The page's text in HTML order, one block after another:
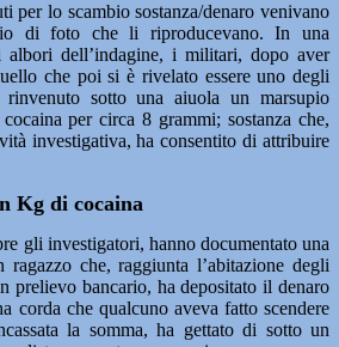
per lo scambio sostanza/denaro venivano
di foto che li riproducevano. In una
albori dell’indagine, i militari, dopo aver
che poi si è rivelato essere uno degli
rinvenuto sotto una aiuola un marsupio
per circa 8 grammi; sostanza che,
investigativa, ha consentito di attribuire
Kg di cocaina
gli investigatori, hanno documentato una
che, raggiunta l’abitazione degli
prelievo bancario, ha depositato il denaro
corda che qualcuno aveva fatto scendere
la somma, ha gettato di sotto un